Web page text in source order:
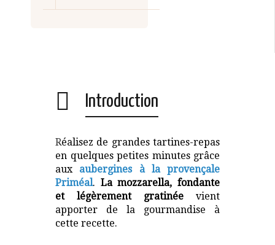
Introduction
Réalisez de grandes tartines-repas
en quelques petites minutes grâce
aux aubergines à la provençale
Priméal. La mozzarella, fondante
et légèrement gratinée vient
apporter de la gourmandise à
cette recette.